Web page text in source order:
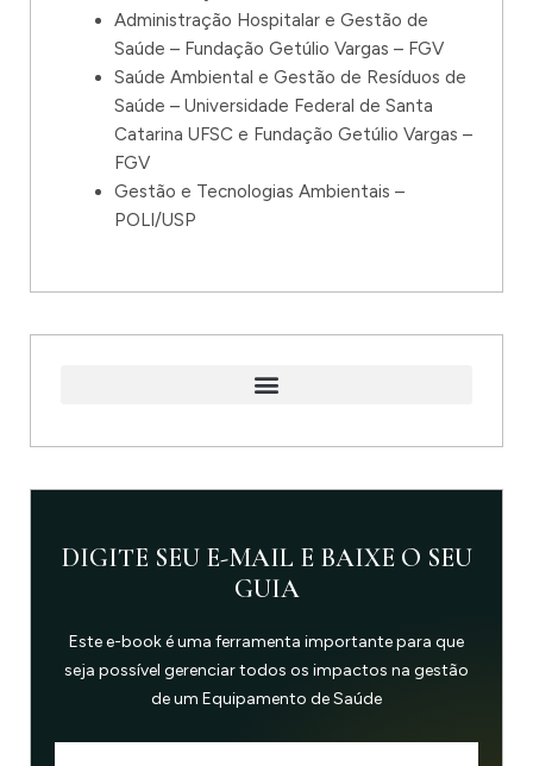
Administração Hospitalar e Gestão de
Saúde – Fundação Getúlio Vargas – FGV
Saúde Ambiental e Gestão de Resíduos de
Saúde – Universidade Federal de Santa
Catarina UFSC e Fundação Getúlio Vargas –
FGV
Gestão e Tecnologias Ambientais –
POLI/USP
DIGITE SEU E-MAIL E BAIXE O SEU
GUIA
Este e-book é uma ferramenta importante para que
seja possível gerenciar todos os impactos na gestão
de um Equipamento de Saúde